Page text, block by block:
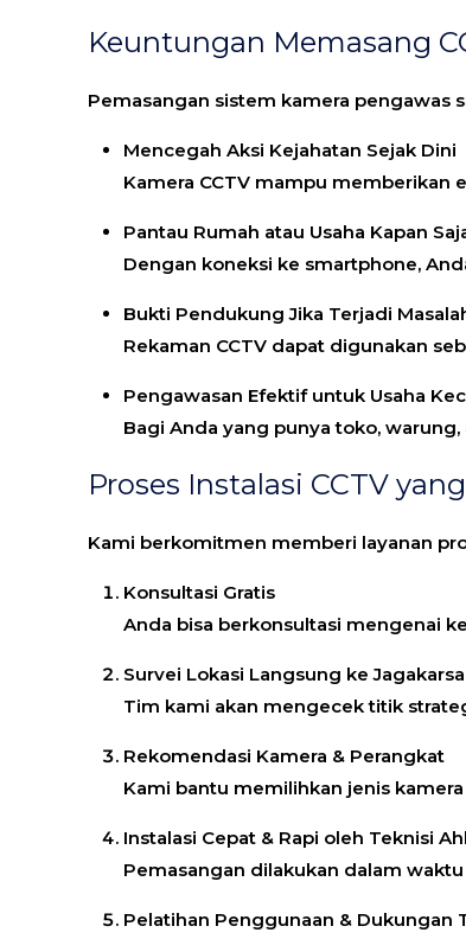
Keuntungan Memasang
Pemasangan sistem kamera pengawas
Mencegah Aksi Kejahatan Sejak Dini
Kamera CCTV mampu memberikan
Pantau Rumah atau Usaha Kapan
Dengan koneksi ke smartphone,
Bukti Pendukung Jika Terjadi
Rekaman CCTV dapat digunakan
Pengawasan Efektif untuk Usaha
Bagi Anda yang punya toko,
Proses Instalasi CCTV
Kami berkomitmen memberi layanan
Konsultasi Gratis
Anda bisa berkonsultasi mengenai
Survei Lokasi Langsung ke Jagakarsa
Tim kami akan mengecek titik
Rekomendasi Kamera & Perangkat
Kami bantu memilihkan jenis
Instalasi Cepat & Rapi oleh Teknisi
Pemasangan dilakukan dalam
Pelatihan Penggunaan & Dukungan